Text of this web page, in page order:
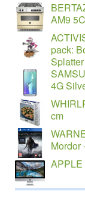
AM9
pack:
4G
cm
Mordor
APPLE